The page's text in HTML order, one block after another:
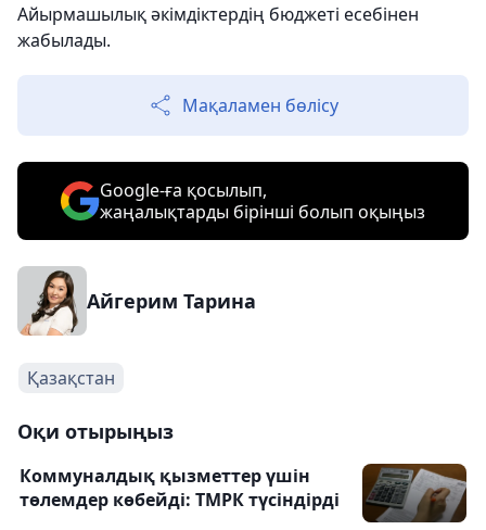
Айырмашылық әкімдіктердің бюджеті есебінен
жабылады.
Мақаламен бөлісу
Google-ға қосылып,
жаңалықтарды бірінші болып оқыңыз
Айгерим Тарина
Қазақстан
Оқи отырыңыз
Коммуналдық қызметтер үшін
төлемдер көбейді: ТМРК түсіндірді